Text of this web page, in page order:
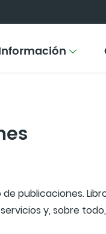
publicaciones.
y, sobre